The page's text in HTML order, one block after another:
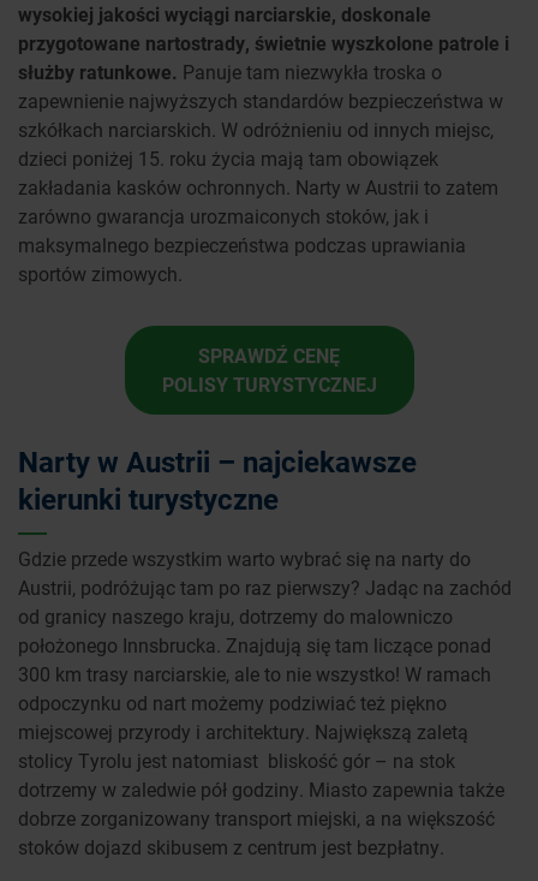
wysokiej jakości wyciągi narciarskie, doskonale
przygotowane nartostrady, świetnie wyszkolone patrole i
służby ratunkowe. Panuje tam niezwykła troska o
zapewnienie najwyższych standardów bezpieczeństwa w
szkółkach narciarskich. W odróżnieniu od innych miejsc,
dzieci poniżej 15. roku życia mają tam obowiązek
zakładania kasków ochronnych. Narty w Austrii to zatem
zarówno gwarancja urozmaiconych stoków, jak i
maksymalnego bezpieczeństwa podczas uprawiania
sportów zimowych.
SPRAWDŹ CENĘ
POLISY TURYSTYCZNEJ
Narty w Austrii – najciekawsze
kierunki turystyczne
Gdzie przede wszystkim warto wybrać się na narty do
Austrii, podróżując tam po raz pierwszy? Jadąc na zachód
od granicy naszego kraju, dotrzemy do malowniczo
położonego Innsbrucka. Znajdują się tam liczące ponad
300 km trasy narciarskie, ale to nie wszystko! W ramach
odpoczynku od nart możemy podziwiać też piękno
miejscowej przyrody i architektury. Największą zaletą
stolicy Tyrolu jest natomiast bliskość gór – na stok
dotrzemy w zaledwie pół godziny. Miasto zapewnia także
dobrze zorganizowany transport miejski, a na większość
stoków dojazd skibusem z centrum jest bezpłatny.